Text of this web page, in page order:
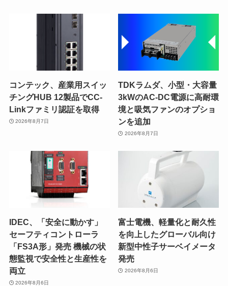
コンテック、産業用スイッ
チングHUB 12製品でCC-
Linkファミリ認証を取得
2026年8月7日
TDKラムダ、小型・大容量
3kWのAC-DC電源に高耐環
境と吸気ファンのオプショ
ンを追加
2026年8月7日
IDEC、「安全に動かす」
セーフティコントローラ
「FS3A形」発売 機械の状
態監視で安全性と生産性を
両立
2026年8月6日
富士電機、軽量化と耐久性
を向上したグローバル向け
新型中性子サーベイメータ
発売
2026年8月6日